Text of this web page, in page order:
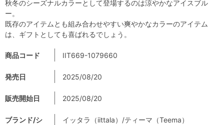
商品コード IIT669-1079660
発売日 2025/08/20
販売開始日 2025/08/20
ブランド/シ
イッタラ（iittala）/ティーマ（Teema）
秋冬のシーズナルカラーとして登場するのは涼やかなアイスブル
ー。
既存のアイテムとも組み合わせやすい爽やかなカラーのアイテム
は、ギフトとしても喜ばれるでしょう。